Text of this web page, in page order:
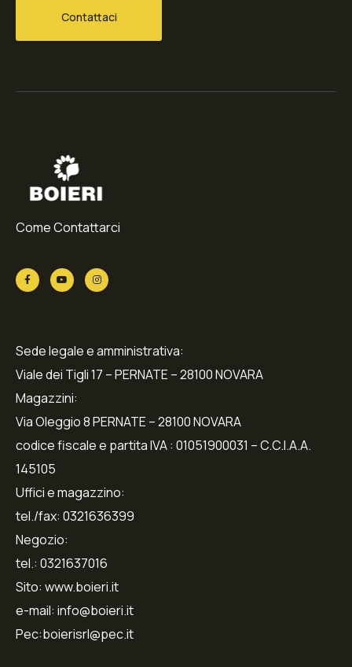
Contattaci
Come Contattarci
Sede legale e amministrativa:
Viale dei Tigli 17 – PERNATE – 28100 NOVARA
Magazzini:
Via Oleggio 8 PERNATE – 28100 NOVARA
codice fiscale e partita IVA : 01051900031 – C.C.I.A.A.
145105
Uffici e magazzino:
tel./fax: 0321636399
Negozio:
tel.: 0321637016
Sito: www.boieri.it
e-mail: info@boieri.it
Pec:boierisrl@pec.it